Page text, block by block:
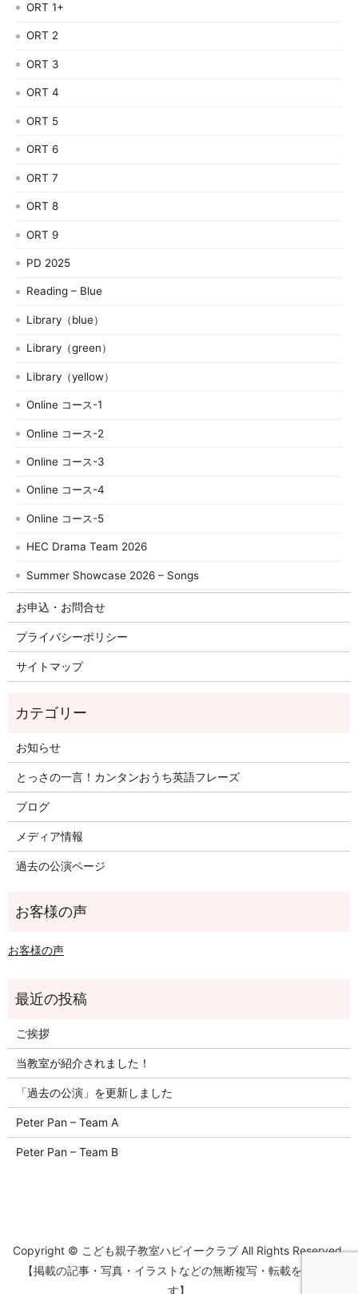
ORT 1+
ORT 2
ORT 3
ORT 4
ORT 5
ORT 6
ORT 7
ORT 8
ORT 9
PD 2025
Reading – Blue
Library（blue）
Library（green）
Library（yellow）
Online コース-1
Online コース-2
Online コース-3
Online コース-4
Online コース-5
HEC Drama Team 2026
Summer Showcase 2026 – Songs
お申込・お問合せ
プライバシーポリシー
サイトマップ
お知らせ
とっさの一言！カンタンおうち英語フレーズ
ブログ
メディア情報
過去の公演ページ
お客様の声
ご挨拶
当教室が紹介されました！
「過去の公演」を更新しました
Peter Pan – Team A
Peter Pan – Team B
Copyright © こども親子教室ハピイークラブ All Rights Reserved.
【掲載の記事・写真・イラストなどの無断複写・転載を禁じま
す】